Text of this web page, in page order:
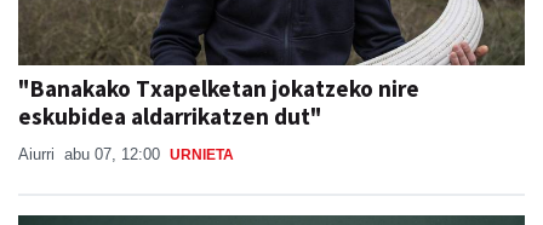
"Banakako Txapelketan jokatzeko nire
eskubidea aldarrikatzen dut"
Aiurri abu 07, 12:00 URNIETA